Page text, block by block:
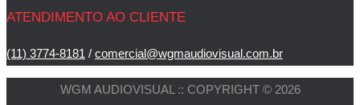
ATENDIMENTO AO CLIENTE
(11) 3774-8181 / comercial@wgmaudiovisual.com.br
WGM AUDIOVISUAL :: COPYRIGHT © 2026